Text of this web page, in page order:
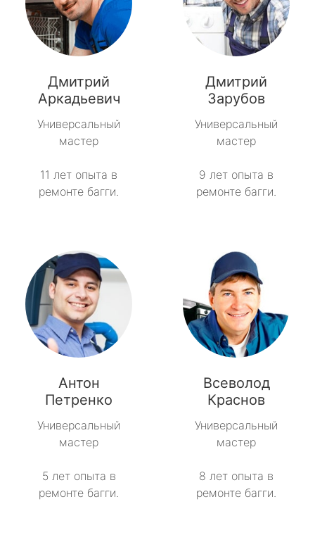
Дмитрий
Аркадьевич
Универсальный
мастер
11 лет опыта в
ремонте багги.
Дмитрий
Зарубов
Универсальный
мастер
9 лет опыта в
ремонте багги.
Антон
Петренко
Универсальный
мастер
5 лет опыта в
ремонте багги.
Всеволод
Краснов
Универсальный
мастер
8 лет опыта в
ремонте багги.